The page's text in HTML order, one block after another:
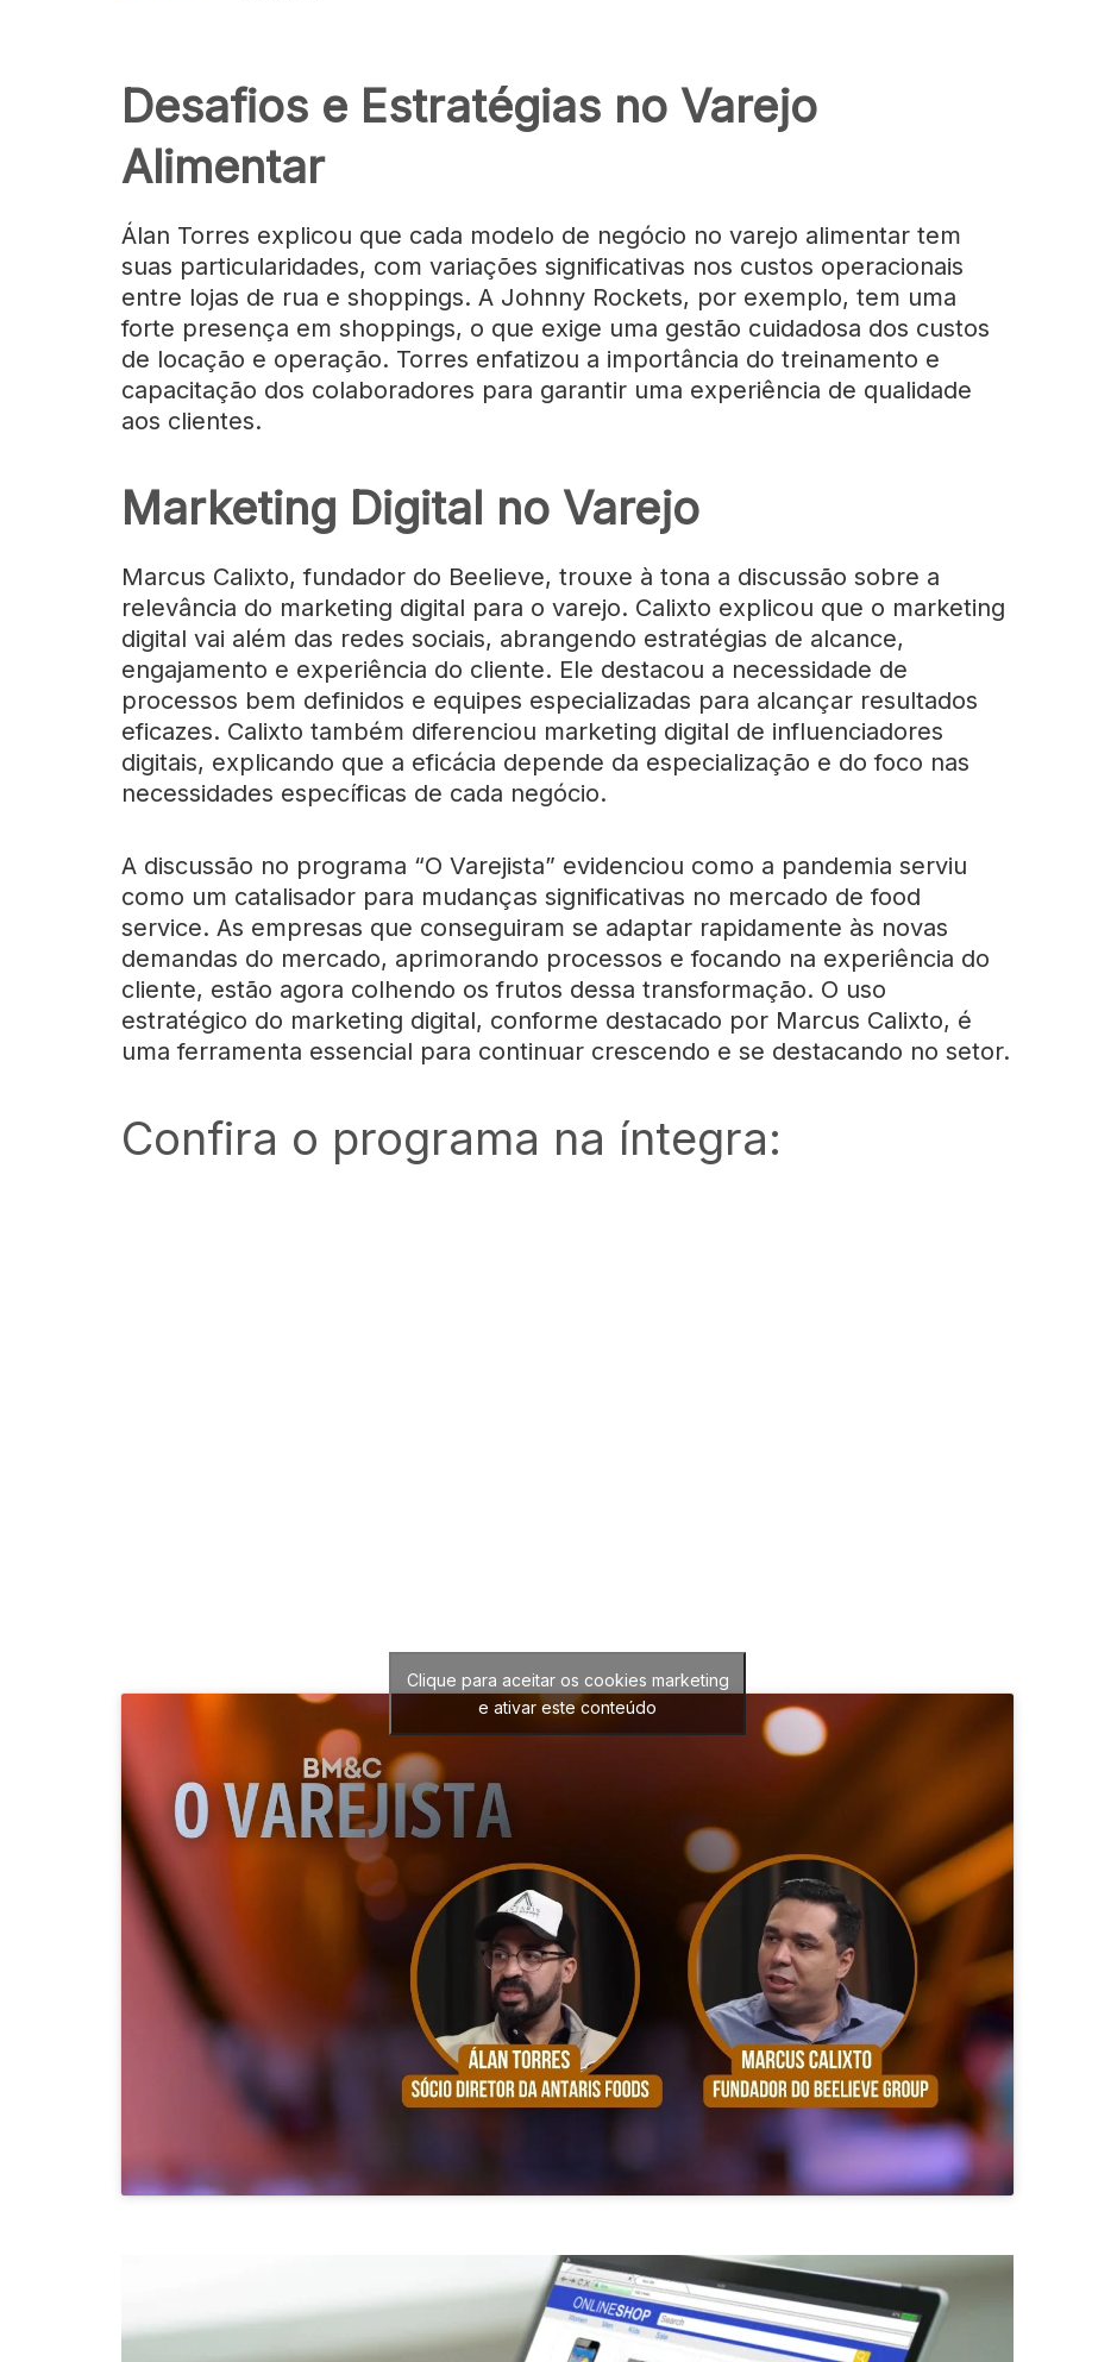
Desafios e Estratégias no Varejo
Alimentar
Álan Torres explicou que cada modelo de negócio no varejo alimentar tem
suas particularidades, com variações significativas nos custos operacionais
entre lojas de rua e shoppings. A Johnny Rockets, por exemplo, tem uma
forte presença em shoppings, o que exige uma gestão cuidadosa dos custos
de locação e operação. Torres enfatizou a importância do treinamento e
capacitação dos colaboradores para garantir uma experiência de qualidade
aos clientes.
Marketing Digital no Varejo
Marcus Calixto, fundador do Beelieve, trouxe à tona a discussão sobre a
relevância do marketing digital para o varejo. Calixto explicou que o marketing
digital vai além das redes sociais, abrangendo estratégias de alcance,
engajamento e experiência do cliente. Ele destacou a necessidade de
processos bem definidos e equipes especializadas para alcançar resultados
eficazes. Calixto também diferenciou marketing digital de influenciadores
digitais, explicando que a eficácia depende da especialização e do foco nas
necessidades específicas de cada negócio.
A discussão no programa “O Varejista” evidenciou como a pandemia serviu
como um catalisador para mudanças significativas no mercado de food
service. As empresas que conseguiram se adaptar rapidamente às novas
demandas do mercado, aprimorando processos e focando na experiência do
cliente, estão agora colhendo os frutos dessa transformação. O uso
estratégico do marketing digital, conforme destacado por Marcus Calixto, é
uma ferramenta essencial para continuar crescendo e se destacando no setor.
Confira o programa na íntegra:
Clique para aceitar os cookies marketing
e ativar este conteúdo